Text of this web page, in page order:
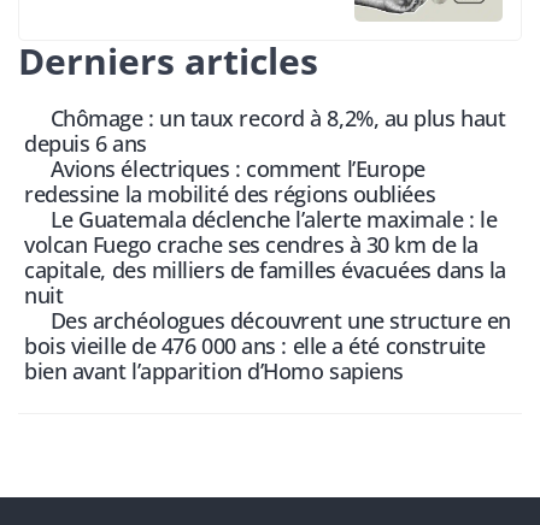
Derniers articles
Chômage : un taux record à 8,2%, au plus haut
depuis 6 ans
Avions électriques : comment l’Europe
redessine la mobilité des régions oubliées
Le Guatemala déclenche l’alerte maximale : le
volcan Fuego crache ses cendres à 30 km de la
capitale, des milliers de familles évacuées dans la
nuit
Des archéologues découvrent une structure en
bois vieille de 476 000 ans : elle a été construite
bien avant l’apparition d’Homo sapiens